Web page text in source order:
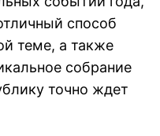
способ
теме, а также
собрание
точно ждет